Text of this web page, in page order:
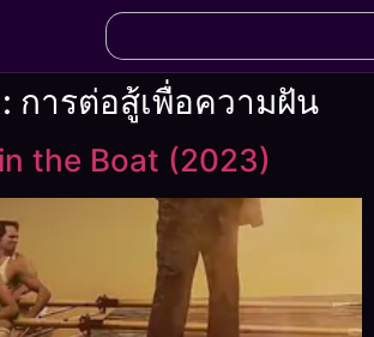
การต่อสู้เพื่อความฝัน
the Boat (2023)